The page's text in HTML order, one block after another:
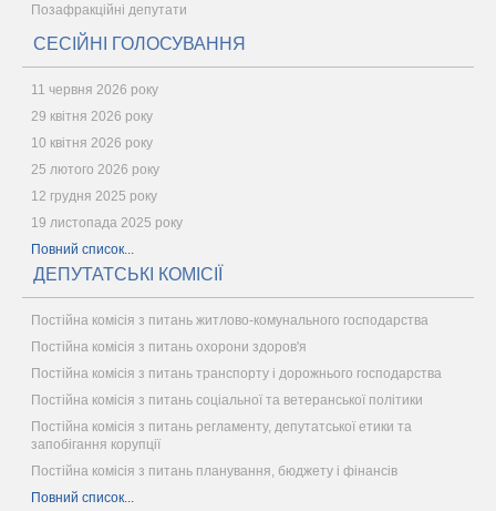
Позафракційні депутати
СЕСІЙНІ ГОЛОСУВАННЯ
11 червня 2026 року
29 квітня 2026 року
10 квітня 2026 року
25 лютого 2026 року
12 грудня 2025 року
19 листопада 2025 року
Повний список...
ДЕПУТАТСЬКІ КОМІСІЇ
Постійна комісія з питань житлово-комунального господарства
Постійна комісія з питань охорони здоров'я
Постійна комісія з питань транспорту і дорожнього господарства
Постійна комісія з питань соціальної та ветеранської політики
Постійна комісія з питань регламенту, депутатської етики та
запобігання корупції
Постійна комісія з питань планування, бюджету і фінансів
Повний список...